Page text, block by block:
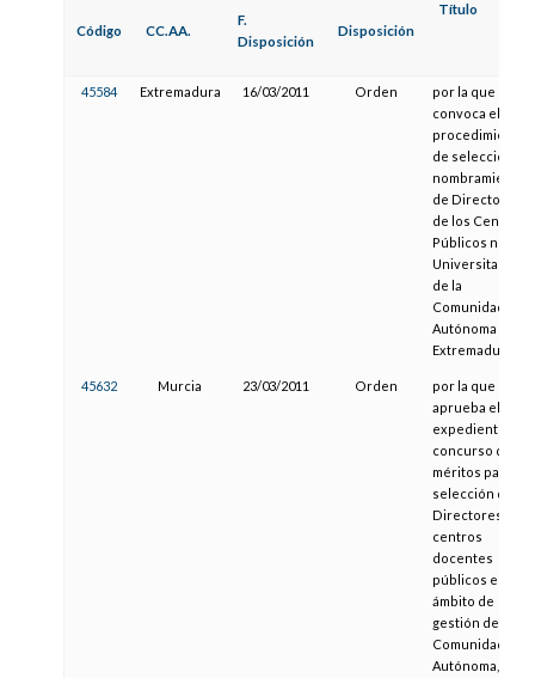
Código CC.AA.
F.
Disposición
Disposición
Título
45584 Extremadura 16/03/2011 Orden
por la que se
convoca el
procedimiento
de selección y
nombramiento
de Directores
de los Centros
Públicos no
Universitarios
de la
Comunidad
Autónoma de
Extremadura
45632 Murcia 23/03/2011 Orden
por la que se
aprueba el
expediente del
concurso de
méritos para la
selección de
Directores de
centros
docentes
públicos en el
ámbito de
gestión de esta
Comunidad
Autónoma,